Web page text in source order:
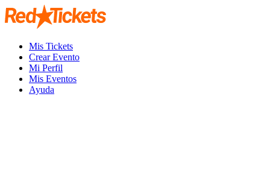
Mis Tickets
Crear Evento
Mi Perfil
Mis Eventos
Ayuda